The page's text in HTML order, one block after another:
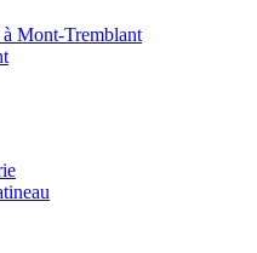
à Mont-Tremblant